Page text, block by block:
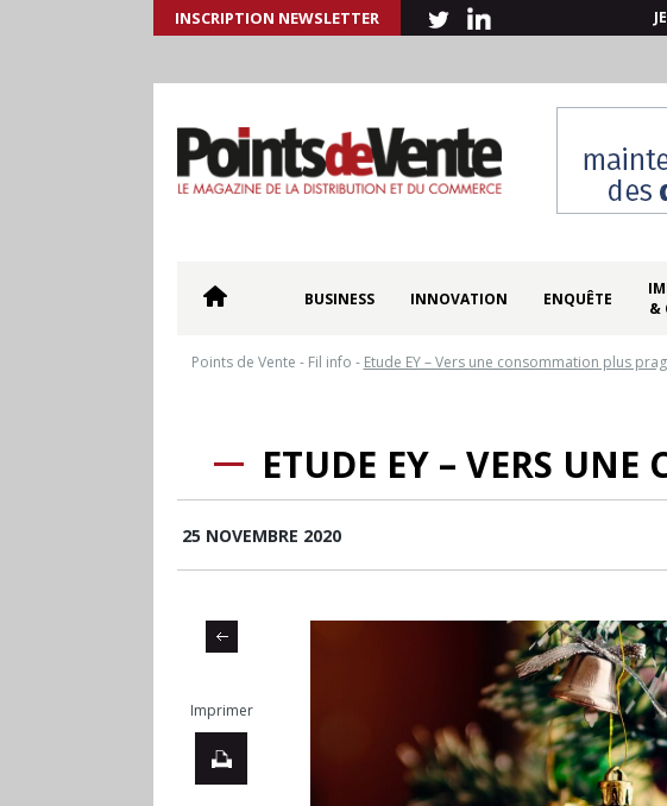
INSCRIPTION NEWSLETTER
BUSINESS INNOVATION ENQUÊTE
&
Points de Vente - Fil info - Etude EY – Vers une consommation plus
ETUDE EY – VERS
25 NOVEMBRE 2020
Imprimer